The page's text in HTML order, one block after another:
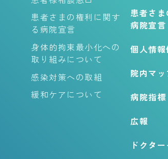
患者さまの権利に関す
る病院宣言
身体的拘束最小化への
取り組みについて
感染対策への取組
緩和ケアについて
患者さ
病院宣言
個人情
院内マ
病院指標
広報
ドクタ